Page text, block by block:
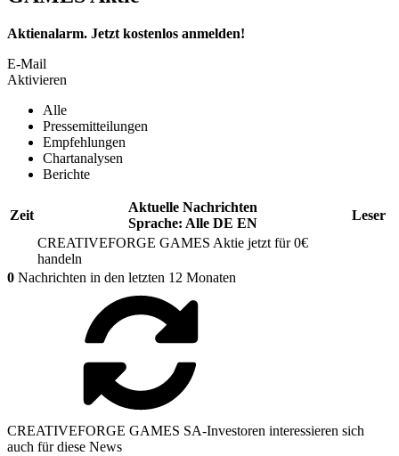
Aktienalarm. Jetzt kostenlos anmelden!
E-Mail
Aktivieren
Alle
Pressemitteilungen
Empfehlungen
Chartanalysen
Berichte
Zeit
Aktuelle Nachrichten
Sprache: Alle DE EN
Leser
CREATIVEFORGE GAMES Aktie jetzt für 0€
handeln
0 Nachrichten in den letzten 12 Monaten
CREATIVEFORGE GAMES SA-Investoren interessieren sich
auch für diese News